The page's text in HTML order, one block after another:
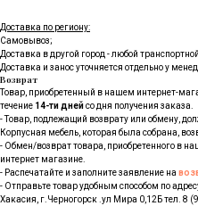
Доставка по региону:
Самовывоз;
Доставка в другой город - любой
Доставка и занос уточняется отдельно у
Возврат
Товар, приобретенный в нашем интернет-
течение 14-ти днейсо дня получения заказа.
- Товар, подлежащий возврату или обмену,
Корпусная мебель, которая была собрана,
- Обмен/возврат товара, приобретенного в
интернет магазине.
- Распечатайте и заполните заявление на
- Отправьте товар удобным способом по
Хакасия, г.Черногорск .ул Мира 0,12Б тел. 8